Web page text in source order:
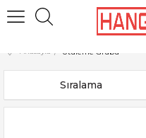
Anasayfa Ütüleme Grubu
Sıralama